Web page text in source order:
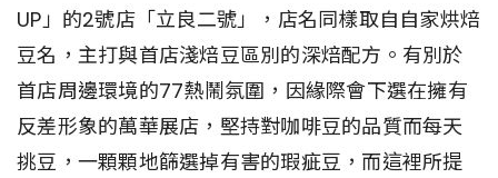
UP」的2號店「立良二號」，店名同樣取自自家烘焙
豆名，主打與首店淺焙豆區別的深焙配方。有別於
首店周邊環境的77熱鬧氛圍，因緣際會下選在擁有
反差形象的萬華展店，堅持對咖啡豆的品質而每天
挑豆，一顆顆地篩選掉有害的瑕疵豆，而這裡所提